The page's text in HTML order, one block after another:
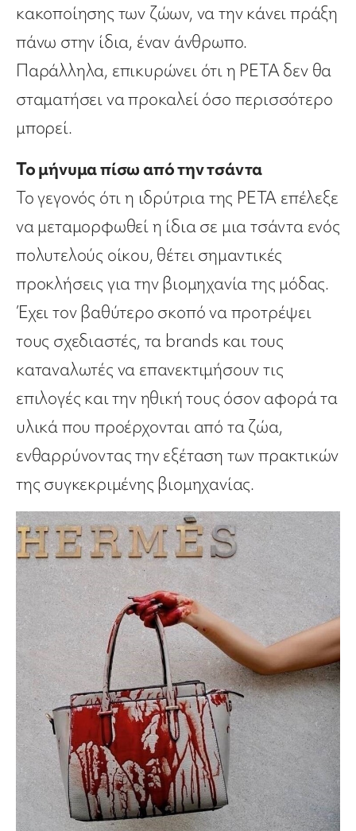
κακοποίησης των ζώων, να την κάνει πράξη
πάνω στην ίδια, έναν άνθρωπο.
Παράλληλα, επικυρώνει ότι η PETA δεν θα
σταματήσει να προκαλεί όσο περισσότερο
μπορεί.
Το μήνυμα πίσω από την τσάντα
Το γεγονός ότι η ιδρύτρια της PETA επέλεξε
να μεταμορφωθεί η ίδια σε μια τσάντα ενός
πολυτελούς οίκου, θέτει σημαντικές
προκλήσεις για την βιομηχανία της μόδας.
Έχει τον βαθύτερο σκοπό να προτρέψει
τους σχεδιαστές, τα brands και τους
καταναλωτές να επανεκτιμήσουν τις
επιλογές και την ηθική τους όσον αφορά τα
υλικά που προέρχονται από τα ζώα,
ενθαρρύνοντας την εξέταση των πρακτικών
της συγκεκριμένης βιομηχανίας.